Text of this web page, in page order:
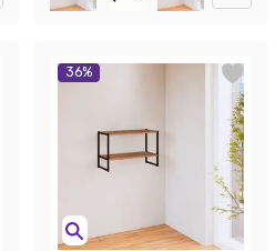
36%